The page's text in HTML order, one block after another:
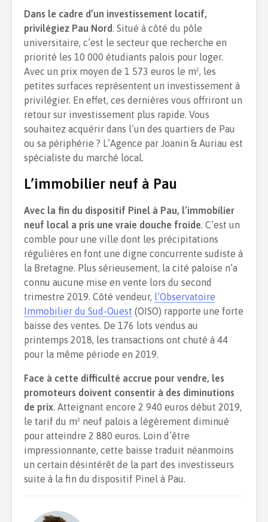
Dans le cadre d’un investissement locatif,
privilégiez Pau Nord. Situé à côté du pôle
universitaire, c’est le secteur que recherche en
priorité les 10 000 étudiants palois pour loger.
Avec un prix moyen de 1 573 euros le m², les
petites surfaces représentent un investissement à
privilégier. En effet, ces dernières vous offriront un
retour sur investissement plus rapide. Vous
souhaitez acquérir dans l’un des quartiers de Pau
ou sa périphérie ? L’Agence par Joanin & Auriau est
spécialiste du marché local.
L’immobilier neuf à Pau
Avec la fin du dispositif Pinel à Pau, l’immobilier
neuf local a pris une vraie douche froide. C’est un
comble pour une ville dont les précipitations
régulières en font une digne concurrente sudiste à
la Bretagne. Plus sérieusement, la cité paloise n’a
connu aucune mise en vente lors du second
trimestre 2019. Côté vendeur, l’Observatoire
Immobilier du Sud-Ouest (OISO) rapporte une forte
baisse des ventes. De 176 lots vendus au
printemps 2018, les transactions ont chuté à 44
pour la même période en 2019.
Face à cette difficulté accrue pour vendre, les
promoteurs doivent consentir à des diminutions
de prix. Atteignant encore 2 940 euros début 2019,
le tarif du m² neuf palois a légèrement diminué
pour atteindre 2 880 euros. Loin d’être
impressionnante, cette baisse traduit néanmoins
un certain désintérêt de la part des investisseurs
suite à la fin du dispositif Pinel à Pau.